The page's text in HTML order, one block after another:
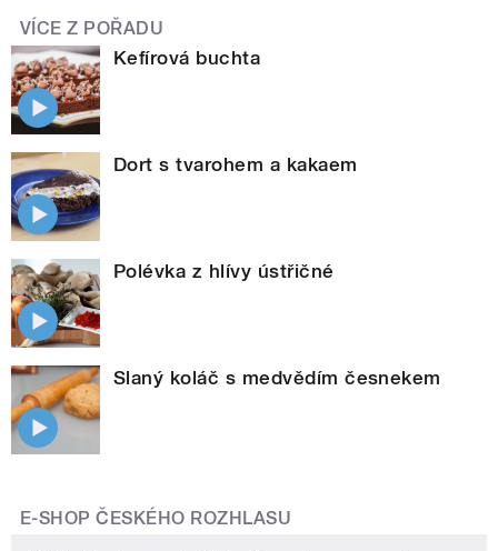
VÍCE Z POŘADU
Kefírová buchta
Dort s tvarohem a kakaem
Polévka z hlívy ústřičné
Slaný koláč s medvědím česnekem
E-SHOP ČESKÉHO ROZHLASU